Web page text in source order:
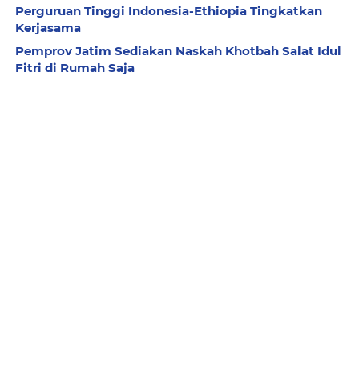
Perguruan Tinggi Indonesia-Ethiopia Tingkatkan
Kerjasama
Pemprov Jatim Sediakan Naskah Khotbah Salat Idul
Fitri di Rumah Saja